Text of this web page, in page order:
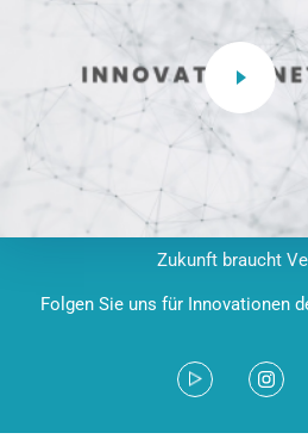
Zukunft braucht
Folgen Sie uns für Innovationen